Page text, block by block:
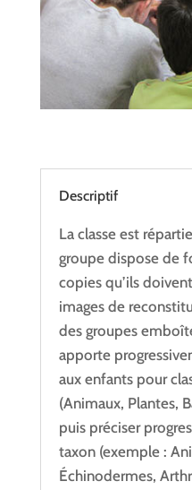
Descriptif
La classe est
groupe dispose de
copies qu’ils
images de
des groupes
apporte
aux enfants pour
(Animaux, Plantes,
puis préciser
taxon (exemple :
Échinodermes,